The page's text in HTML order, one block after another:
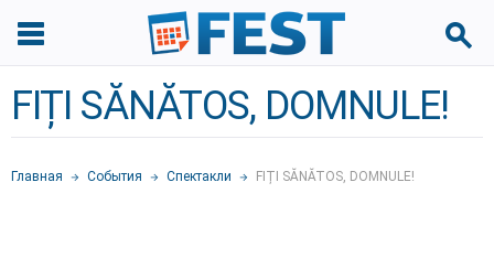
FIȚI SĂNĂTOS, DOMNULE!
Главная События Спектакли FIȚI SĂNĂTOS, DOMNULE!